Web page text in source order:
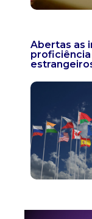
Abertas as
proficiência